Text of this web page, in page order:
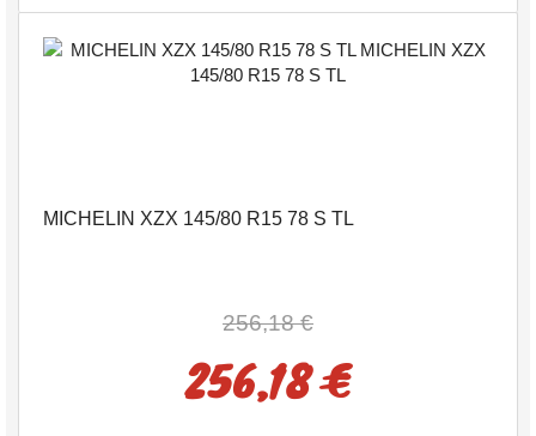
MICHELIN XZX 145/80 R15 78 S TL
256,18 €
256,18 €